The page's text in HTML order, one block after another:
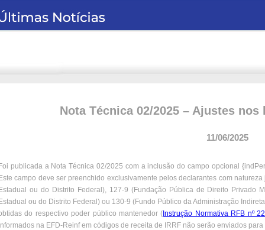
Nota Técnica 02/2025 – Ajustes
11/06/2025
publicada a Nota Técnica 02/2025 com a inclusão do campo opcional
campo deve ser preenchido exclusivamente pelos declarantes com
ou do Distrito Federal), 127-9 (Fundação Pública de Direito Privado
ou do Distrito Federal) ou 130-9 (Fundo Público da Administração
do respectivo poder público mantenedor ( Instrução Normativa RFB nº
na EFD-Reinf em códigos de receita de IRRF não serão enviados para